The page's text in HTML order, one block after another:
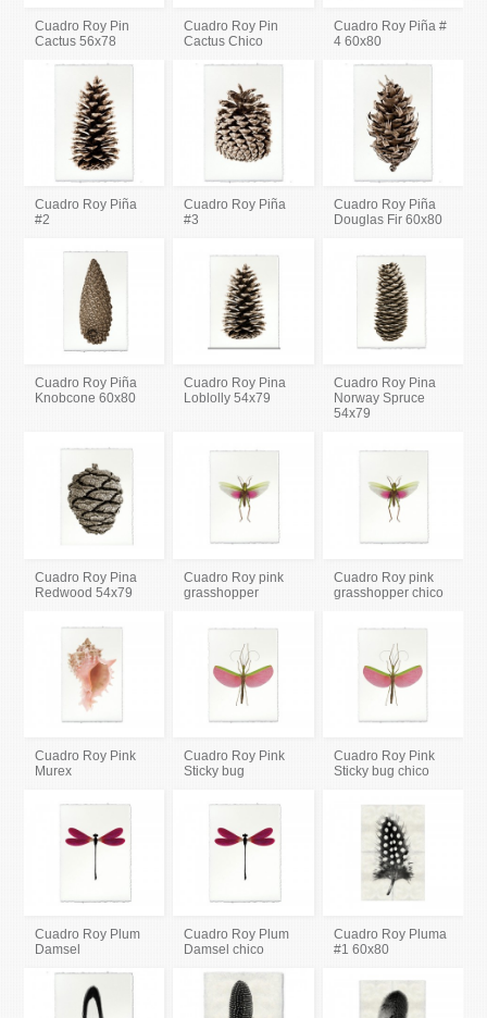
Cuadro Roy Pin
Cactus 56x78
Cuadro Roy Pin
Cactus Chico
Cuadro Roy Piña #
4 60x80
Cuadro Roy Piña
#2
Cuadro Roy Piña
#3
Cuadro Roy Piña
Douglas Fir 60x80
Cuadro Roy Piña
Knobcone 60x80
Cuadro Roy Pina
Loblolly 54x79
Cuadro Roy Pina
Norway Spruce
54x79
Cuadro Roy Pina
Redwood 54x79
Cuadro Roy pink
grasshopper
Cuadro Roy pink
grasshopper chico
Cuadro Roy Pink
Murex
Cuadro Roy Pink
Sticky bug
Cuadro Roy Pink
Sticky bug chico
Cuadro Roy Plum
Damsel
Cuadro Roy Plum
Damsel chico
Cuadro Roy Pluma
#1 60x80